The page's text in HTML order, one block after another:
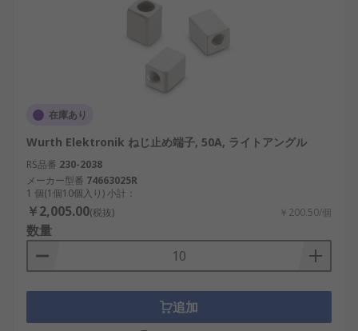
在庫あり
Wurth Elektronik ねじ止め端子, 50A, ライトアングル
RS品番 230-2038
メーカー型番 74663025R
1 個(1個10個入り) 小計：
￥2,005.00(税抜) ￥200.50/個
数量
追加